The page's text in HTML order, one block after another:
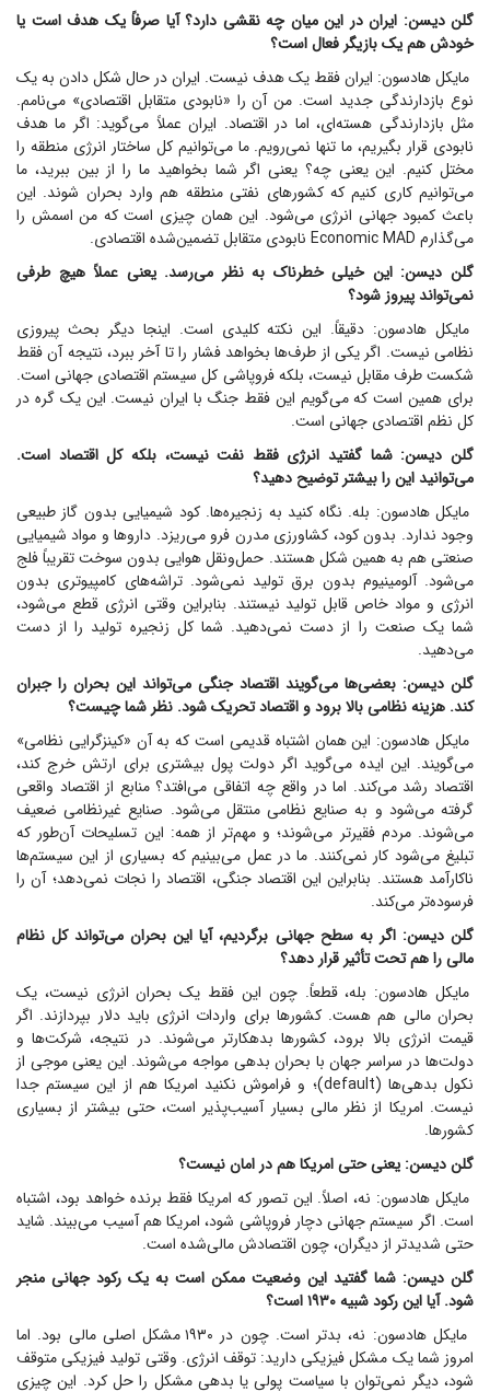
گلن دیسن: ایران در این میان چه نقشی دارد؟ آیا صرفاً یک هدف است یا
خودش هم یک بازیگر فعال است؟
مایکل هادسون: ایران فقط یک هدف نیست. ایران در حال شکل دادن به یک
نوع بازدارندگی جدید است. من آن را «نابودی متقابل اقتصادی» می‌نامم.
مثل بازدارندگی هسته‌ای، اما در اقتصاد. ایران عملاً می‌گوید: اگر ما هدف
نابودی قرار بگیریم، ما تنها نمی‌رویم. ما می‌توانیم کل ساختار انرژی منطقه را
مختل کنیم. این یعنی چه؟ یعنی اگر شما بخواهید ما را از بین ببرید، ما
می‌توانیم کاری کنیم که کشور‌های نفتی منطقه هم وارد بحران شوند. این
باعث کمبود جهانی انرژی می‌شود. این همان چیزی است که من اسمش را
می‌گذارم Economic MAD نابودی متقابل تضمین‌شده اقتصادی.
گلن دیسن: این خیلی خطرناک به نظر می‌رسد. یعنی عملاً هیچ طرفی
نمی‌تواند پیروز شود؟
مایکل هادسون: دقیقاً. این نکته کلیدی است. اینجا دیگر بحث پیروزی
نظامی نیست. اگر یکی از طرف‌ها بخواهد فشار را تا آخر ببرد، نتیجه آن فقط
شکست طرف مقابل نیست، بلکه فروپاشی کل سیستم اقتصادی جهانی است.
برای همین است که می‌گویم این فقط جنگ با ایران نیست. این یک گره در
کل نظم اقتصادی جهانی است.
گلن دیسن: شما گفتید انرژی فقط نفت نیست، بلکه کل اقتصاد است.
می‌توانید این را بیشتر توضیح دهید؟
مایکل هادسون: بله. نگاه کنید به زنجیره‌ها. کود شیمیایی بدون گاز طبیعی
وجود ندارد. بدون کود، کشاورزی مدرن فرو می‌ریزد. دارو‌ها و مواد شیمیایی
صنعتی هم به همین شکل هستند. حمل‌ونقل هوایی بدون سوخت تقریباً فلج
می‌شود. آلومینیوم بدون برق تولید نمی‌شود. تراشه‌های کامپیوتری بدون
انرژی و مواد خاص قابل تولید نیستند. بنابراین وقتی انرژی قطع می‌شود،
شما یک صنعت را از دست نمی‌دهید. شما کل زنجیره تولید را از دست
می‌دهید.
گلن دیسن: بعضی‌ها می‌گویند اقتصاد جنگی می‌تواند این بحران را جبران
کند. هزینه نظامی بالا برود و اقتصاد تحریک شود. نظر شما چیست؟
مایکل هادسون: این همان اشتباه قدیمی است که به آن «کینزگرایی نظامی»
می‌گویند. این ایده می‌گوید اگر دولت پول بیشتری برای ارتش خرج کند،
اقتصاد رشد می‌کند. اما در واقع چه اتفاقی می‌افتد؟ منابع از اقتصاد واقعی
گرفته می‌شود و به صنایع نظامی منتقل می‌شود. صنایع غیرنظامی ضعیف
می‌شوند. مردم فقیرتر می‌شوند؛ و مهم‌تر از همه: این تسلیحات آن‌طور که
تبلیغ می‌شود کار نمی‌کنند. ما در عمل می‌بینیم که بسیاری از این سیستم‌ها
ناکارآمد هستند. بنابراین این اقتصاد جنگی، اقتصاد را نجات نمی‌دهد؛ آن را
فرسوده‌تر می‌کند.
گلن دیسن: اگر به سطح جهانی برگردیم، آیا این بحران می‌تواند کل نظام
مالی را هم تحت تأثیر قرار دهد؟
مایکل هادسون: بله، قطعاً. چون این فقط یک بحران انرژی نیست، یک
بحران مالی هم هست. کشور‌ها برای واردات انرژی باید دلار بپردازند. اگر
قیمت انرژی بالا برود، کشور‌ها بدهکارتر می‌شوند. در نتیجه، شرکت‌ها و
دولت‌ها در سراسر جهان با بحران بدهی مواجه می‌شوند. این یعنی موجی از
نکول بدهی‌ها (default)؛ و فراموش نکنید امریکا هم از این سیستم جدا
نیست. امریکا از نظر مالی بسیار آسیب‌پذیر است، حتی بیشتر از بسیاری
کشورها.
گلن دیسن: یعنی حتی امریکا هم در امان نیست؟
مایکل هادسون: نه، اصلاً. این تصور که امریکا فقط برنده خواهد بود، اشتباه
است. اگر سیستم جهانی دچار فروپاشی شود، امریکا هم آسیب می‌بیند. شاید
حتی شدیدتر از دیگران، چون اقتصادش مالی‌شده است.
گلن دیسن: شما گفتید این وضعیت ممکن است به یک رکود جهانی منجر
شود. آیا این رکود شبیه ۱۹۳۰ است؟
مایکل هادسون: نه، بدتر است. چون در ۱۹۳۰ مشکل اصلی مالی بود. اما
امروز شما یک مشکل فیزیکی دارید: توقف انرژی. وقتی تولید فیزیکی متوقف
شود، دیگر نمی‌توان با سیاست پولی یا بدهی مشکل را حل کرد. این چیزی